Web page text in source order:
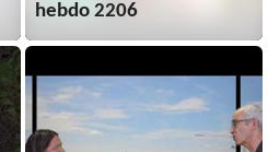
hebdo 2206